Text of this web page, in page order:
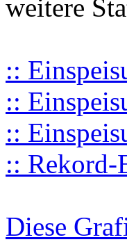
weitere
::
::
::
:: Rekord-
Diese